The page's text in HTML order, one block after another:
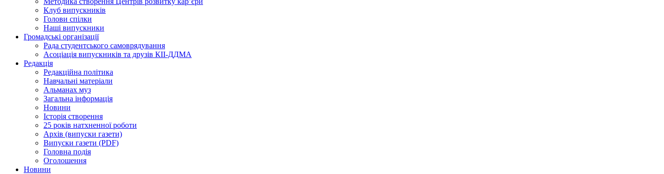
Клуб випускників
Голови спілки
Наші випускники
Громадські організації
Рада студентського самоврядування
Асоціація випускників та друзів КІІ-ДДМА
Редакція
Редакційна політика
Навчальні матеріали
Альманах муз
Загальна інформація
Новини
Історія створення
25 років натхненної роботи
Архів (випуски газети)
Випуски газети (PDF)
Головна подія
Оголошення
Новини